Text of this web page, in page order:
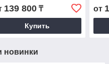
139 800₸
Купить
от
новинки